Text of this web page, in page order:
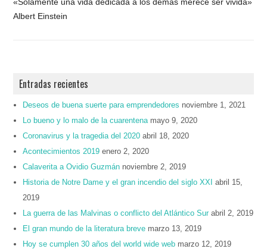
Albert Einstein
Entradas recientes
Deseos de buena suerte para emprendedores noviembre 1, 2021
Lo bueno y lo malo de la cuarentena mayo 9, 2020
Coronavirus y la tragedia del 2020 abril 18, 2020
Acontecimientos 2019 enero 2, 2020
Calaverita a Ovidio Guzmán noviembre 2, 2019
Historia de Notre Dame y el gran incendio del siglo XXI
abril 15,
2019
La guerra de las Malvinas o conflicto del Atlántico Sur abril 2, 2019
El gran mundo de la literatura breve marzo 13, 2019
Hoy se cumplen 30 años del world wide web marzo 12, 2019